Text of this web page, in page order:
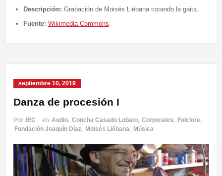
Descripción: Grabación de Moisés Liébana tocando la gaita.
Fuente: Wikimedia Commons
septiembre 10, 2019
Danza de procesión I
Por IEC en Audio, Concha Casado Lobato, Corporales, Folclore,
Fundación Joaquín Díaz, Moisés Liébana, Música